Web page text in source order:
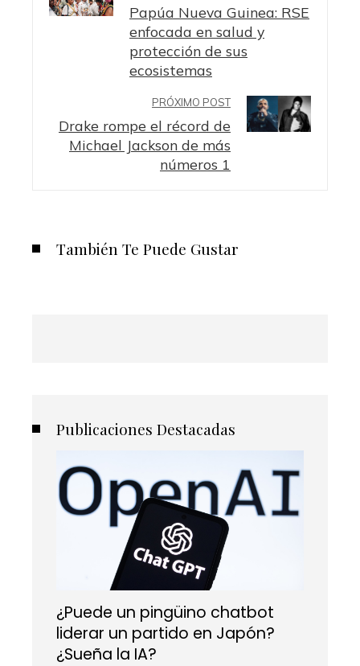
Papúa Nueva Guinea: RSE
enfocada en salud y
protección de sus
ecosistemas
PRÓXIMO POST
Drake rompe el récord de
Michael Jackson de más
números 1
También Te Puede Gustar
Publicaciones Destacadas
¿Puede un pingüino chatbot
liderar un partido en Japón?
¿Sueña la IA?